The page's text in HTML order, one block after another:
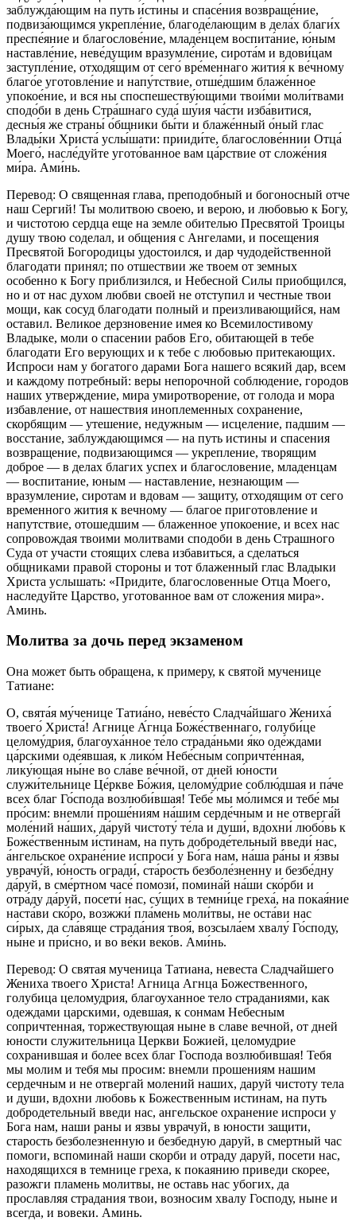
заблужда́ющим на путь и́стины и спасе́ния возвраще́ние,
подвиза́ющимся укрепле́ние, благоде́лающим в дела́х благи́х
преспе́яние и благослове́ние, младе́нцем воспита́ние, ю́ным
наставле́ние, неве́дущим вразумле́ние, сирота́м и вдови́цам
заступле́ние, отходя́щим от сего́ вре́меннаго жития́ к ве́чному
благо́е уготовле́ние и напу́тствие, отше́дшим блаже́нное
упокое́ние, и вся ны споспешеству́ющими твои́ми моли́твами
сподо́би в день Стра́шнаго суда́ шу́ия ча́сти изба́витися,
десны́я же страны́ о́бщники бы́ти и блаже́нный о́ный глас
Влады́ки Христа́ услы́шати: прииди́те, благослове́ннии Отца́
Моего́, насле́дуйте угото́ванное вам ца́рствие от сложе́ния
ми́ра. Ами́нь.
Перевод: О священная глава, преподобный и богоносный отче
наш Сергий! Ты молитвою своею, и верою, и любовью к Богу,
и чистотою сердца еще на земле обителью Пресвятой Троицы
душу твою соделал, и общения с Ангелами, и посещения
Пресвятой Богородицы удостоился, и дар чудодейственной
благодати принял; по отшествии же твоем от земных
особенно к Богу приблизился, и Небесной Силы приобщился,
но и от нас духом любви своей не отступил и честные твои
мощи, как сосуд благодати полный и преизливающийся, нам
оставил. Великое дерзновение имея ко Всемилостивому
Владыке, моли о спасении рабов Его, обитающей в тебе
благодати Его верующих и к тебе с любовью притекающих.
Испроси нам у богатого дарами Бога нашего всякий дар, всем
и каждому потребный: веры непорочной соблюдение, городов
наших утверждение, мира умиротворение, от голода и мора
избавление, от нашествия иноплеменных сохранение,
скорбящим — утешение, недужным — исцеление, падшим —
восстание, заблуждающимся — на путь истины и спасения
возвращение, подвизающимся — укрепление, творящим
доброе — в делах благих успех и благословение, младенцам
— воспитание, юным — наставление, незнающим —
вразумление, сиротам и вдовам — защиту, отходящим от сего
временного жития к вечному — благое приготовление и
напутствие, отошедшим — блаженное упокоение, и всех нас
сопровождая твоими молитвами сподоби в день Страшного
Суда от участи стоящих слева избавиться, а сделаться
общниками правой стороны и тот блаженный глас Владыки
Христа услышать: «Придите, благословенные Отца Моего,
наследуйте Царство, уготованное вам от сложения мира».
Аминь.
Молитва за дочь перед экзаменом
Она может быть обращена, к примеру, к святой мученице
Татиане:
О, свята́я му́ченице Татиа́но, неве́сто Сладча́йшаго Жениха́
твоего́ Христа́! Агнице А́гнца Боже́ственнаго, голуби́це
целому́дрия, благоуха́нное те́ло страда́ньми я́ко оде́ждами
ца́рскими оде́явшая, к лико́м Небе́сным сопричте́нная,
лику́ющая ны́не во сла́ве ве́чной, от дней ю́ности
служи́тельнице Це́ркве Бо́жия, целому́дрие соблю́дшая и па́че
всех благ Го́спода возлюби́вшая! Тебе́ мы мо́лимся и тебе́ мы
про́сим: внемли́ проше́ниям на́шим серде́чным и не отверга́й
моле́ний на́ших, да́руй чистоту́ те́ла и души́, вдохни́ любо́вь к
Боже́ственным и́стинам, на путь доброде́тельный введи́ нас,
а́нгельское охране́ние испроси́ у Бо́га нам, на́ша ра́ны и я́звы
уврачу́й, ю́ность огради́, ста́рость безболе́зненну и безбе́дну
да́руй, в сме́ртном часе́ помози́, помина́й на́ши ско́рби и
отра́ду да́руй, посети́ нас, су́щих в темни́це греха́, на покая́ние
наста́ви ско́ро, возжжи́ пла́мень моли́твы, не оста́ви нас
си́рых, да сла́вяще страда́ния твоя́, возсыла́ем хвалу́ Го́споду,
ны́не и при́сно, и во ве́ки веко́в. Ами́нь.
Перевод: О святая мученица Татиана, невеста Сладчайшего
Жениха твоего Христа! Агница Агнца Божественного,
голубица целомудрия, благоуханное тело страданиями, как
одеждами царскими, одевшая, к сонмам Небесным
сопричтенная, торжествующая ныне в славе вечной, от дней
юности служительница Церкви Божией, целомудрие
сохранившая и более всех благ Господа возлюбившая! Тебя
мы молим и тебя мы просим: внемли прошениям нашим
сердечным и не отвергай молений наших, даруй чистоту тела
и души, вдохни любовь к Божественным истинам, на путь
добродетельный введи нас, ангельское охранение испроси у
Бога нам, наши раны и язвы уврачуй, в юности защити,
старость безболезненную и безбедную даруй, в смертный час
помоги, вспоминай наши скорби и отраду даруй, посети нас,
находящихся в темнице греха, к покаянию приведи скорее,
разожги пламень молитвы, не оставь нас убогих, да
прославляя страдания твои, возносим хвалу Господу, ныне и
всегда, и вовеки. Аминь.